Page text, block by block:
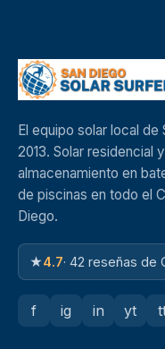
El equipo solar local de
2013. Solar residencial
almacenamiento en
de piscinas en todo el
Diego.
★4.7· 42 reseñas de
f ig in yt